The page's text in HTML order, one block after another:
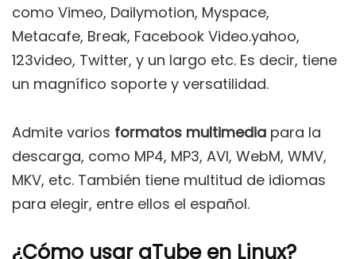
como Vimeo, Dailymotion, Myspace,
Metacafe, Break, Facebook Video.yahoo,
123video, Twitter, y un largo etc. Es decir, tiene
un magnífico soporte y versatilidad.
Admite varios formatos multimedia para la
descarga, como MP4, MP3, AVI, WebM, WMV,
MKV, etc. También tiene multitud de idiomas
para elegir, entre ellos el español.
¿Cómo usar aTube en Linux?